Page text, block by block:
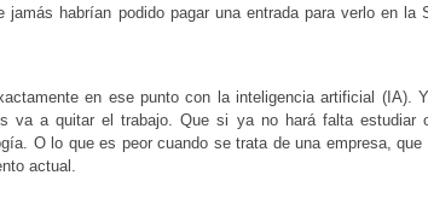
jamás habrían podido pagar una entrada para verlo en
en ese punto con la inteligencia artificial (IA).
va a quitar el trabajo. Que si ya no hará falta estudiar
O lo que es peor cuando se trata de una empresa,
actual.